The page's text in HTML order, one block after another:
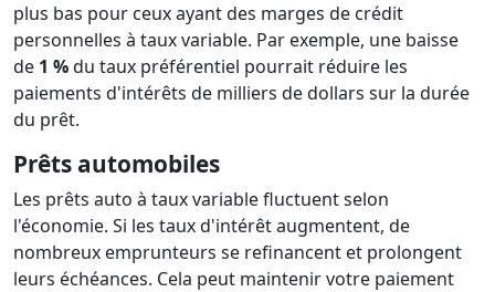
plus bas pour ceux ayant des marges de crédit
personnelles à taux variable. Par exemple, une baisse
de 1 %du taux préférentiel pourrait réduire les
paiements d'intérêts de milliers de dollars sur la durée
du prêt.
Prêts automobiles
Les prêts auto à taux variable fluctuent selon
l'économie. Si les taux d'intérêt augmentent, de
nombreux emprunteurs se refinancent et prolongent
leurs échéances. Cela peut maintenir votre paiement